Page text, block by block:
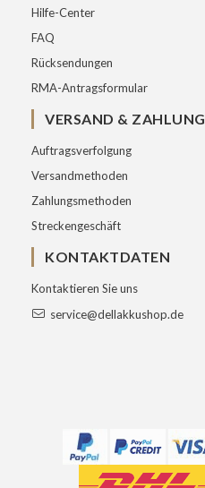
Hilfe-Center
FAQ
Rücksendungen
RMA-Antragsformular
VERSAND & ZAHLUNG
Auftragsverfolgung
Versandmethoden
Zahlungsmethoden
Streckengeschäft
KONTAKTDATEN
Kontaktieren Sie uns
service@dellakkushop.de